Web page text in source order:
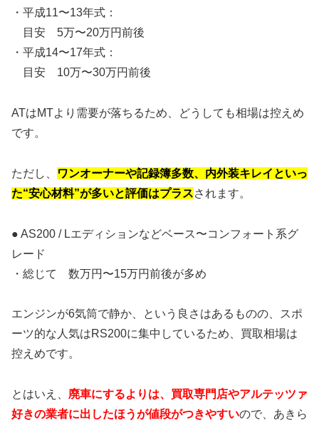
・平成11〜13年式：
目安 5万〜20万円前後
・平成14〜17年式：
目安 10万〜30万円前後
ATはMTより需要が落ちるため、どうしても相場は控えめ
です。
ただし、
ワンオーナーや記録簿多数、内外装キレイといっ
た“安心材料”が多いと評価はプラスされます。
● AS200 / Lエディションなどベース〜コンフォート系グ
レード
・総じて 数万円〜15万円前後が多め
エンジンが6気筒で静か、という良さはあるものの、スポ
ーツ的な人気はRS200に集中しているため、買取相場は
控えめです。
とはいえ、 廃車にするよりは、買取専門店やアルテッツァ
好きの業者に出したほうが値段がつきやすいので、あきら